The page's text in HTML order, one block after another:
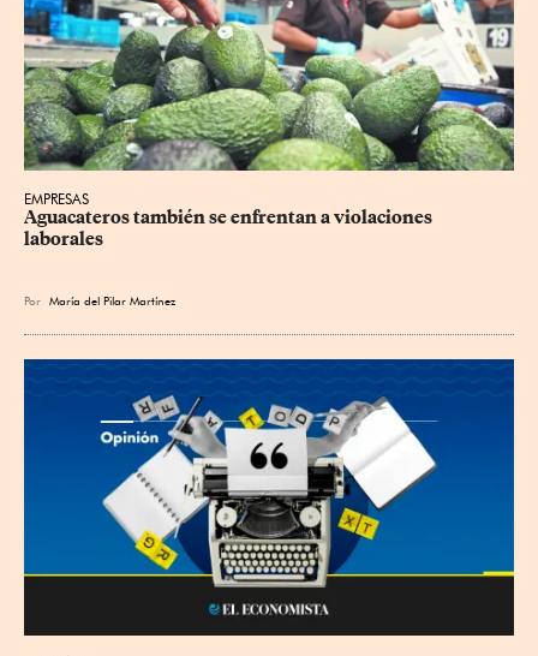
EMPRESAS
Aguacateros también se enfrentan a violaciones
laborales
Por María del Pilar Martínez